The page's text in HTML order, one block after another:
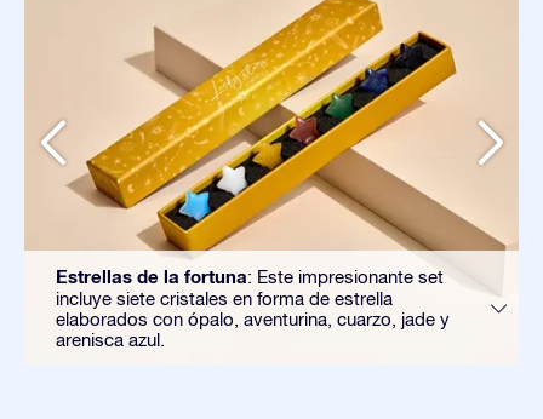
Estrellas de la fortuna: Este impresionante set
incluye siete cristales en forma de estrella
elaborados con ópalo, aventurina, cuarzo, jade y
arenisca azul.